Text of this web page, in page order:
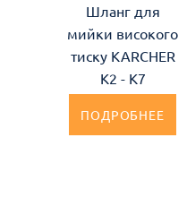
Шланг для
мийки високого
тиску KARCHER
К2 - К7
ПОДРОБНЕЕ